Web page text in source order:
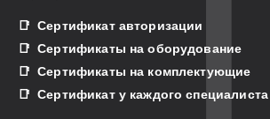
Сертификат авторизации
Сертификаты на оборудование
Сертификаты на комплектующие
Сертификат у каждого специалиста